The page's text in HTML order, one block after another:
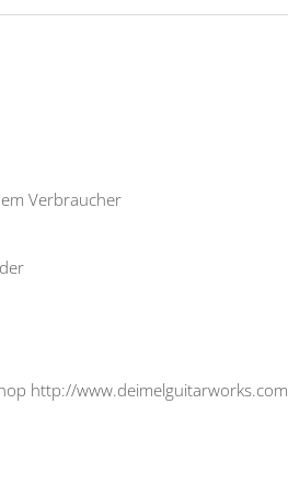
Verbraucher
http://www.deimelguitarworks.com